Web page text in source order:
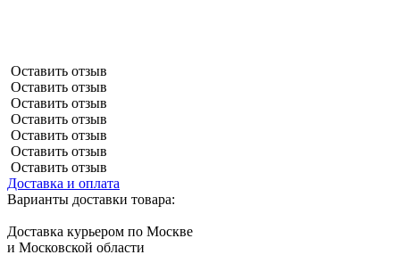
Оставить отзыв
Оставить отзыв
Оставить отзыв
Оставить отзыв
Оставить отзыв
Оставить отзыв
Оставить отзыв
Доставка и оплата
Варианты доставки товара:
Доставка курьером по Москве
и Московской области